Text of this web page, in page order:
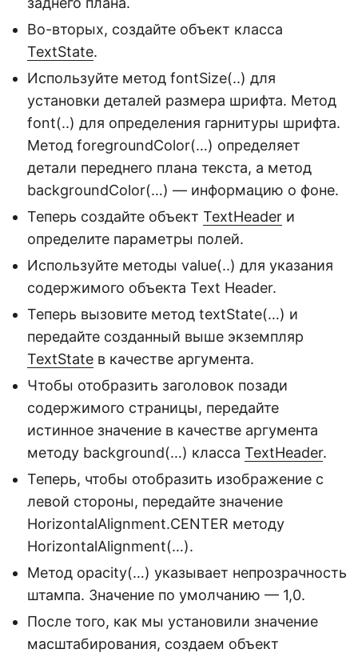
Во-вторых, создайте объект класса
TextState.
Используйте метод fontSize(..) для
установки деталей размера шрифта. Метод
font(..) для определения гарнитуры шрифта.
Метод foregroundColor(…) определяет
детали переднего плана текста, а метод
backgroundColor(…) — информацию о фоне.
Теперь создайте объект TextHeader и
определите параметры полей.
Используйте методы value(..) для указания
содержимого объекта Text Header.
Теперь вызовите метод textState(…) и
передайте созданный выше экземпляр
TextState в качестве аргумента.
Чтобы отобразить заголовок позади
содержимого страницы, передайте
истинное значение в качестве аргумента
методу background(…) класса TextHeader.
Теперь, чтобы отобразить изображение с
левой стороны, передайте значение
HorizontalAlignment.CENTER методу
HorizontalAlignment(…).
Метод opacity(…) указывает непрозрачность
штампа. Значение по умолчанию — 1,0.
После того, как мы установили значение
масштабирования, создаем объект